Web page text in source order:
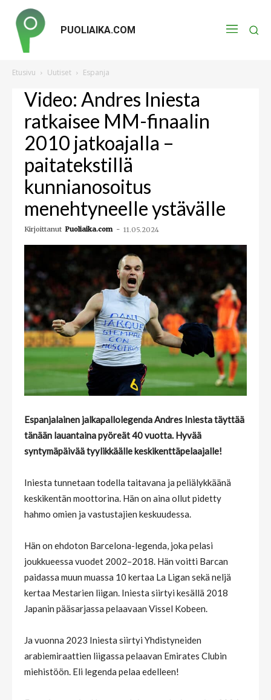
PUOLIAIKA.COM
Etusivu Uutiset Espanja
Video: Andres Iniesta
ratkaisee MM-finaalin
2010 jatkoajalla –
paitatekstillä
kunnianosoitus
menehtyneelle ystävälle
Kirjoittanut Puoliaika.com - 11.05.2024
Espanjalainen jalkapallolegenda Andres Iniesta täyttää
tänään lauantaina pyöreät 40 vuotta. Hyvää
syntymäpäivää tyylikkäälle keskikenttäpelaajalle!
Iniesta tunnetaan todella taitavana ja peliälykkäänä
keskikentän moottorina. Hän on aina ollut pidetty
hahmo omien ja vastustajien keskuudessa.
Hän on ehdoton Barcelona-legenda, joka pelasi
joukkueessa vuodet 2002–2018. Hän voitti Barcan
paidassa muun muassa 10 kertaa La Ligan sekä neljä
kertaa Mestarien liigan. Iniesta siirtyi kesällä 2018
Japanin pääsarjassa pelaavaan Vissel Kobeen.
Ja vuonna 2023 Iniesta siirtyi Yhdistyneiden
arabiemiraattien liigassa pelaavan Emirates Clubin
miehistöön. Eli legenda pelaa edelleen!